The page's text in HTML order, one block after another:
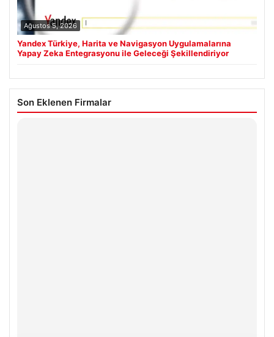
Ağustos 5, 2026
Yandex Türkiye, Harita ve Navigasyon Uygulamalarına
Yapay Zeka Entegrasyonu ile Geleceği Şekillendiriyor
Son Eklenen Firmalar